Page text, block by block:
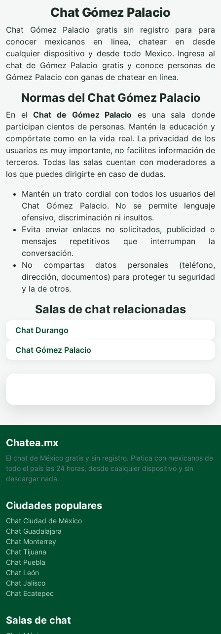
Chat Gómez Palacio
Chat Gómez Palacio gratis sin registro para para
conocer mexicanos en linea, chatear en desde
cualquier dispositivo y desde todo Mexico. Ingresa al
chat de Gómez Palacio gratis y conoce personas de
Gómez Palacio con ganas de chatear en linea.
Normas del Chat Gómez Palacio
En elChat de Gómez Palacio es una sala donde
participan cientos de personas. Mantén la educación y
compórtate como en la vida real. La privacidad de los
usuarios es muy importante, no facilites información de
terceros. Todas las salas cuentan con moderadores a
los que puedes dirigirte en caso de dudas.
Mantén un trato cordial con todos los usuarios del
Chat Gómez Palacio. No se permite lenguaje
ofensivo, discriminación ni insultos.
Evita enviar enlaces no solicitados, publicidad o
mensajes repetitivos que interrumpan la
conversación.
No compartas datos personales (teléfono,
dirección, documentos) para proteger tu seguridad
y la de otros.
Salas de chat relacionadas
Chat Durango
Chat Gómez Palacio
Chatea.mx
El chat de México gratis y sin registro. Platica con mexicanos de
todo el país las 24 horas, desde cualquier dispositivo y sin
descargar nada.
Ciudades populares
Chat Ciudad de México
Chat Guadalajara
Chat Monterrey
Chat Tijuana
Chat Puebla
Chat León
Chat Jalisco
Chat Ecatepec
Salas de chat